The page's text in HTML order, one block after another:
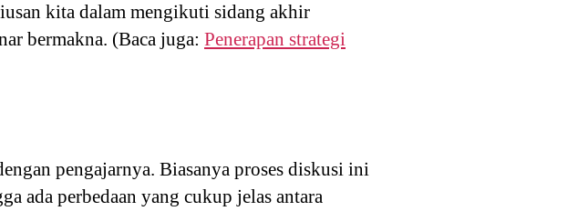
kita dalam mengikuti sidang akhir
bermakna. (Baca juga: Penerapan strategi
pengajarnya. Biasanya proses diskusi ini
ada perbedaan yang cukup jelas antara